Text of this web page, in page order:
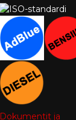
Dokumentit ja